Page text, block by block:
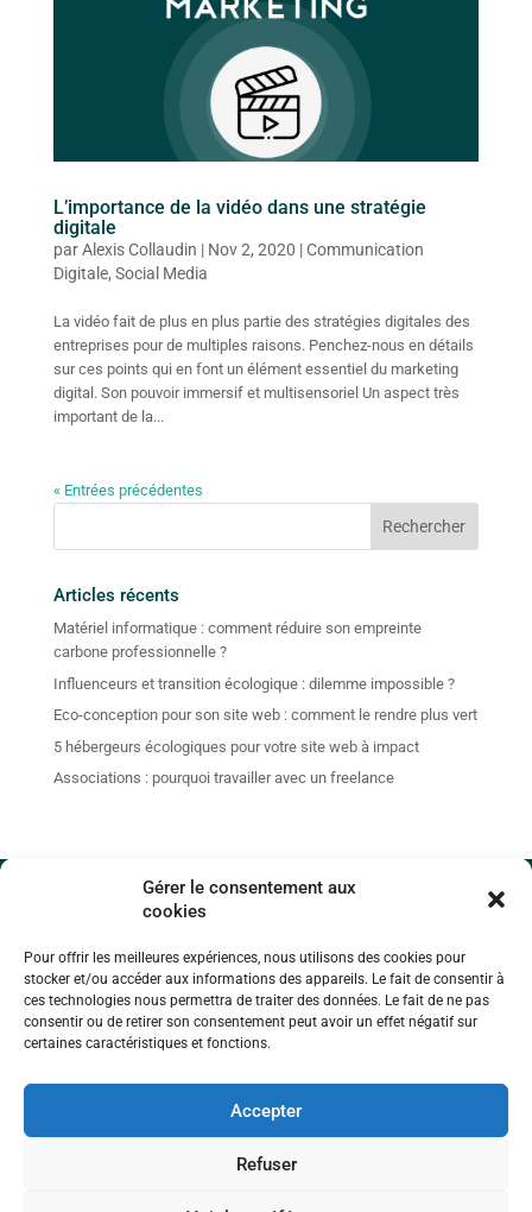
Gérer le consentement aux
cookies
Pour offrir les meilleures expériences, nous utilisons des cookies pour
stocker et/ou accéder aux informations des appareils. Le fait de consentir à
ces technologies nous permettra de traiter des données. Le fait de ne pas
consentir ou de retirer son consentement peut avoir un effet négatif sur
certaines caractéristiques et fonctions.
Accepter
Refuser
L’importance de la vidéo dans une stratégie
digitale
parAlexis Collaudin | Nov 2, 2020 |Communication
Digitale, Social Media
La vidéo fait de plus en plus partie des stratégies digitales des
entreprises pour de multiples raisons. Penchez-nous en détails
sur ces points qui en font un élément essentiel du marketing
digital. Son pouvoir immersif et multisensoriel Un aspect très
important de la...
« Entrées précédentes
Articles récents
Matériel informatique : comment réduire son empreinte
carbone professionnelle ?
Influenceurs et transition écologique : dilemme impossible ?
Eco-conception pour son site web : comment le rendre plus vert
5 hébergeurs écologiques pour votre site web à impact
Associations : pourquoi travailler avec un freelance
A propos de moi